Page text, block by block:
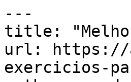
---
title:
url: https://
exercicios-